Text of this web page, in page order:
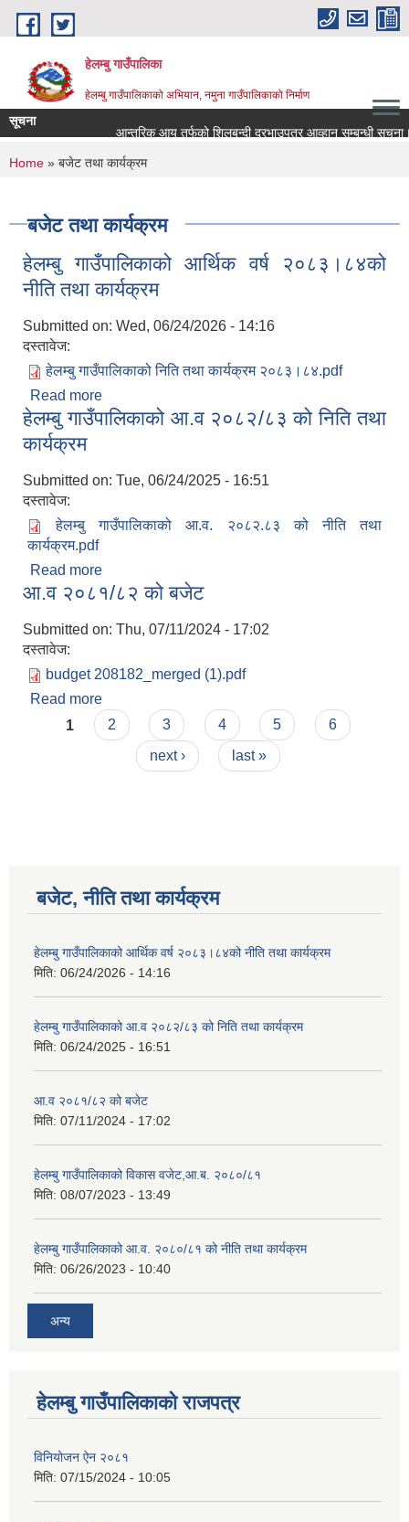
Skip to main content
हेलम्बु गाउँपालिका
हेलम्बु गाउँपालिकाको अभियान, नमुना गाउँपालिकाको निर्माण
सूचना
आन्तरिक आय तर्फको शिलबन्दी दरभाउपत्र आव्हान सम्बन्धी सूचना।
You are here
Home » बजेट तथा कार्यक्रम
बजेट तथा कार्यक्रम
हेलम्बु गाउँपालिकाको आर्थिक वर्ष २०८३।८४को
नीति तथा कार्यक्रम
Submitted on: Wed, 06/24/2026 - 14:16
दस्तावेज:
हेलम्बु गाउँपालिकाको निति तथा कार्यक्रम २०८३।८४.pdf
Read more
नीति तथा कार्यक्रम
हेलम्बु गाउँपालिकाको आ.व २०८२/८३ को निति तथा
कार्यक्रम
Submitted on: Tue, 06/24/2025 - 16:51
दस्तावेज:
हेलम्बु गाउँपालिकाको आ.व. २०८२.८३ को नीति तथा
कार्यक्रम.pdf
Read more
कार्यक्रम
आ.व २०८१/८२ को बजेट
Submitted on: Thu, 07/11/2024 - 17:02
दस्तावेज:
budget 208182_merged (1).pdf
Read more
Pages
1 2 3 4 5
6
next ›
last »
बजेट, नीति तथा कार्यक्रम
हेलम्बु गाउँपालिकाको आर्थिक वर्ष २०८३।८४को नीति तथा कार्यक्रम
मिति: 06/24/2026 - 14:16
हेलम्बु गाउँपालिकाको आ.व २०८२/८३ को निति तथा कार्यक्रम
मिति: 06/24/2025 - 16:51
आ.व २०८१/८२ को बजेट
मिति: 07/11/2024 - 17:02
हेलम्बु गाउँपालिकाको विकास वजेट,आ.ब. २०८०/८१
मिति: 08/07/2023 - 13:49
हेलम्बु गाउँपालिकाको आ.व. २०८०/८१ को नीति तथा कार्यक्रम
मिति: 06/26/2023 - 10:40
अन्य
हेलम्बु गाउँपालिकाको राजपत्र
विनियोजन ऐन २०८१
मिति: 07/15/2024 - 10:05